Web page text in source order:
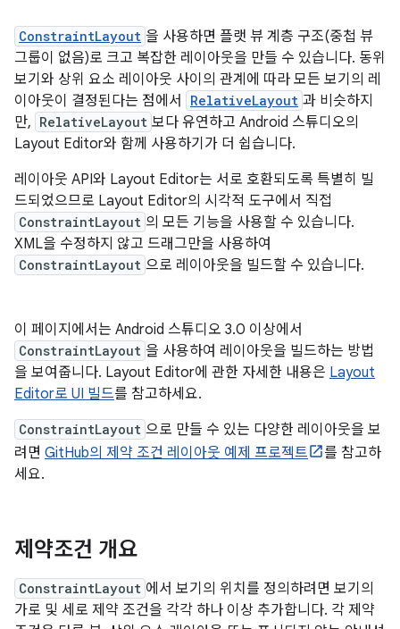
ConstraintLayout 을 사용하면 플랫 뷰 계층 구조(중첩 뷰
그룹이 없음)로 크고 복잡한 레이아웃을 만들 수 있습니다. 동위
보기와 상위 요소 레이아웃 사이의 관계에 따라 모든 보기의 레
이아웃이 결정된다는 점에서
RelativeLayout 과 비슷하지
만, RelativeLayout 보다 유연하고 Android 스튜디오의
Layout Editor와 함께 사용하기가 더 쉽습니다.
레이아웃 API와 Layout Editor는 서로 호환되도록 특별히 빌
드되었으므로 Layout Editor의 시각적 도구에서 직접
ConstraintLayout 의 모든 기능을 사용할 수 있습니다.
XML을 수정하지 않고 드래그만을 사용하여
ConstraintLayout 으로 레이아웃을 빌드할 수 있습니다.
이 페이지에서는 Android 스튜디오 3.0 이상에서
ConstraintLayout 을 사용하여 레이아웃을 빌드하는 방법
을 보여줍니다. Layout Editor에 관한 자세한 내용은 Layout
Editor로 UI 빌드를 참고하세요.
ConstraintLayout 으로 만들 수 있는 다양한 레이아웃을 보
려면 GitHub의 제약 조건 레이아웃 예제 프로젝트
를 참고하
세요.
제약조건 개요
ConstraintLayout 에서 보기의 위치를 정의하려면 보기의
가로 및 세로 제약 조건을 각각 하나 이상 추가합니다. 각 제약